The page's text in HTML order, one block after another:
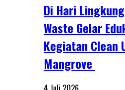
Di Hari
Waste Gelar
Kegiatan Clean
Mangrove